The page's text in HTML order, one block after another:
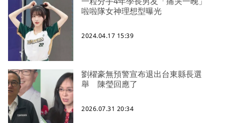
啦啦隊女神理想型曝光
2024.04.17 15:39
劉櫂豪無預警宣布退出台東縣長選
舉 陳瑩回應了
2026.07.31 20:34